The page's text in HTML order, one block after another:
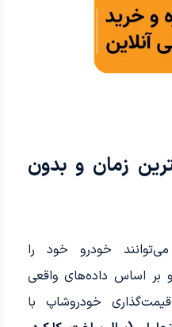
زمان و بدون
می‌توانند خودرو خود را
و بر اساس داده‌های واقعی
قیمت‌گذاری خودروشاپ با